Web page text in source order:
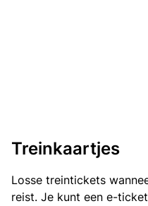
Treinkaartjes
Losse treintickets
reist. Je kunt een e-